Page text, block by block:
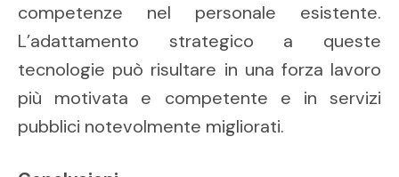
competenze nel personale esistente.
L’adattamento strategico a queste
tecnologie può risultare in una forza lavoro
più motivata e competente e in servizi
pubblici notevolmente migliorati.